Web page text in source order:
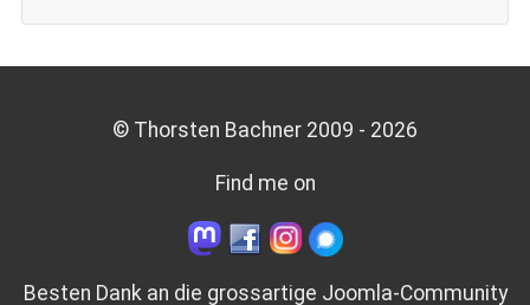
© Thorsten Bachner 2009 - 2026
Find me on
Besten Dank an die grossartige Joomla-Community